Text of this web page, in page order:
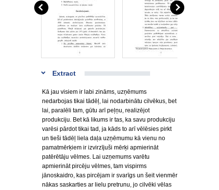
Extract
Kā jau visiem ir labi zināms, uzņēmums
nedarbojas tikai tādēļ, lai nodarbinātu cilvēkus, bet
lai, paralēli tam, gūtu arī peļņu, realizējot
produkciju. Bet kā likums ir tas, ka savu produkciju
varēsi pārdot tikai tad, ja kāds to arī vēlēsies pirkt
un tieši tādēļ liela daļa uzņēmumu kā vienu no
pamatmērķiem ir izvirzījuši mērķi apmierināt
patērētāju vēlmes. Lai uzņemums varētu
apmierināt pircēju vēlmes, tam vispirms
jānoskaidro, kas pircējam ir svarīgs un šeit vienmēr
nākas saskarties ar lielu pretrunu, jo cilvēki vēlas